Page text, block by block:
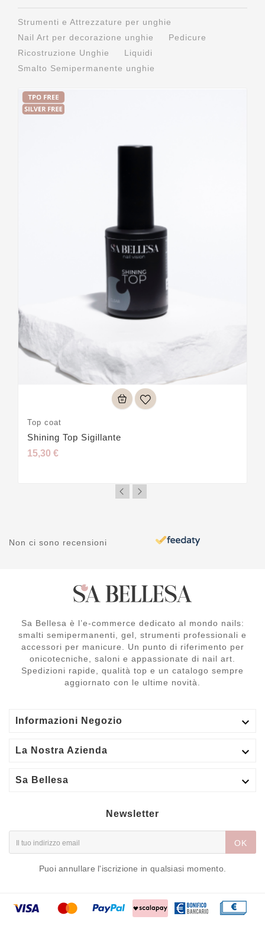
Strumenti e Attrezzature per unghie
Nail Art per decorazione unghie
Pedicure
Ricostruzione Unghie
Liquidi
Smalto Semipermanente unghie
Top coat
Shining Top Sigillante
15,30 €
Non ci sono recensioni
Sa Bellesa è l’e-commerce dedicato al mondo nails:
smalti semipermanenti, gel, strumenti professionali e
accessori per manicure. Un punto di riferimento per
onicotecniche, saloni e appassionate di nail art.
Spedizioni rapide, qualità top e un catalogo sempre
aggiornato con le ultime novità.
Informazioni Negozio 
La Nostra Azienda 
Sa Bellesa 
Newsletter
OK
Puoi annullare l'iscrizione in qualsiasi momento.